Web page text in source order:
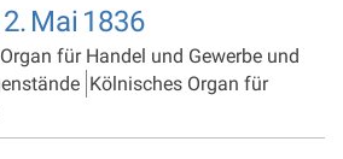
Mai 1836
für Handel und Gewerbe und
Kölnisches Organ für